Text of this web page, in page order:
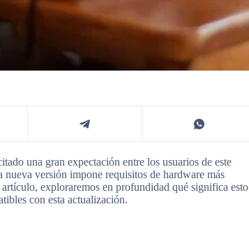
una gran expectación entre los usuarios de este
versión impone requisitos de hardware más
exploraremos en profundidad qué significa esto
con esta actualización.